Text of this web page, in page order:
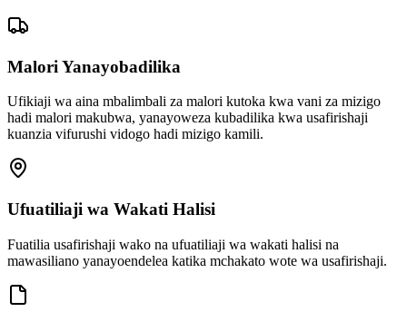
Malori Yanayobadilika
Ufikiaji wa aina mbalimbali za malori kutoka kwa vani za mizigo
hadi malori makubwa, yanayoweza kubadilika kwa usafirishaji
kuanzia vifurushi vidogo hadi mizigo kamili.
Ufuatiliaji wa Wakati Halisi
Fuatilia usafirishaji wako na ufuatiliaji wa wakati halisi na
mawasiliano yanayoendelea katika mchakato wote wa usafirishaji.